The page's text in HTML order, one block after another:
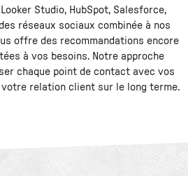
Studio, HubSpot, Salesforce,
réseaux sociaux combinée à nos
offre des recommandations encore
à vos besoins. Notre approche
chaque point de contact avec vos
relation client sur le long terme.